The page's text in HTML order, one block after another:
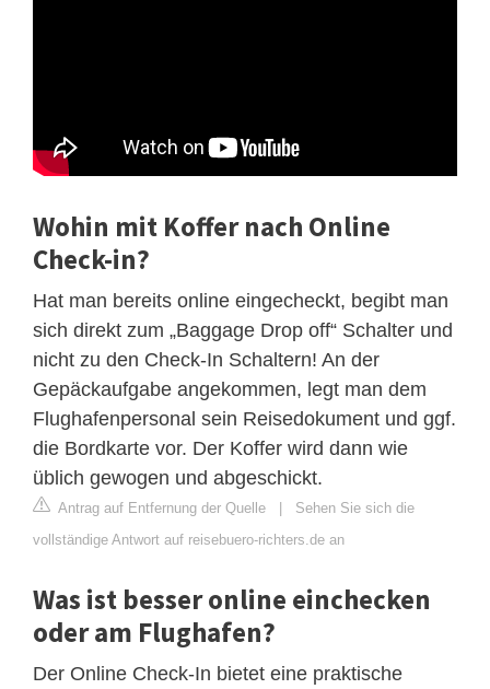
Wohin mit Koffer nach Online
Check-in?
Hat man bereits online eingecheckt, begibt man
sich direkt zum „Baggage Drop off“ Schalter und
nicht zu den Check-In Schaltern! An der
Gepäckaufgabe angekommen, legt man dem
Flughafenpersonal sein Reisedokument und ggf.
die Bordkarte vor. Der Koffer wird dann wie
üblich gewogen und abgeschickt.
Antrag auf Entfernung der Quelle | Sehen Sie sich die
vollständige Antwort auf reisebuero-richters.de an
Was ist besser online einchecken
oder am Flughafen?
Der Online Check-In bietet eine praktische